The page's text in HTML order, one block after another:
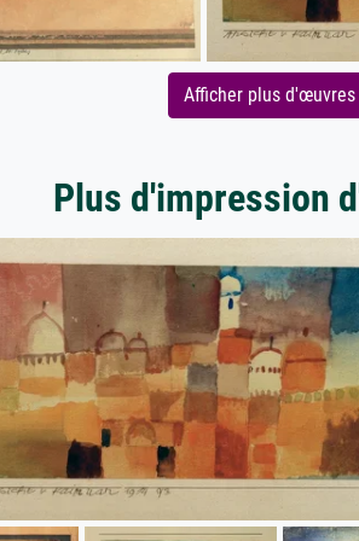
Afficher plus
Plus d'impression